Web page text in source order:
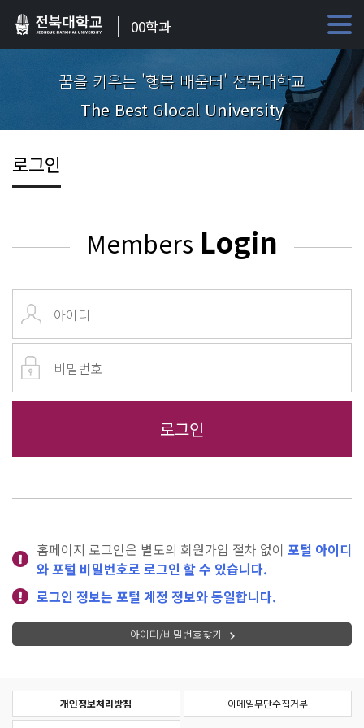
00학과
꿈을 키우는 '행복 배움터' 전북대학교
The Best Glocal University
로그인
Members Login
홈페이지 로그인은 별도의 회원가입 절차 없이 포털 아이디
와 포털 비밀번호로 로그인 할 수 있습니다.
로그인 정보는 포털 계정 정보와 동일합니다.
아이디/비밀번호찾기
개인정보처리방침 이메일무단수집거부